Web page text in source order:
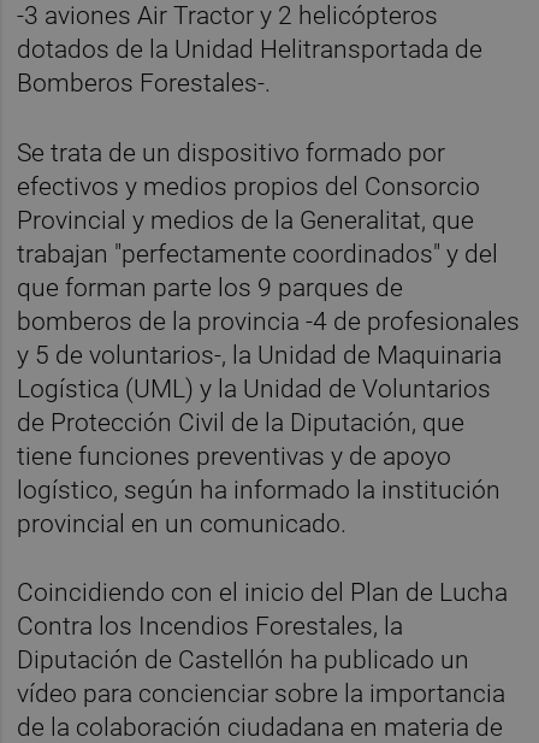
-3 aviones Air Tractor y 2 helicópteros
dotados de la Unidad Helitransportada de
Bomberos Forestales-.
Se trata de un dispositivo formado por
efectivos y medios propios del Consorcio
Provincial y medios de la Generalitat, que
trabajan "perfectamente coordinados" y del
que forman parte los 9 parques de
bomberos de la provincia -4 de profesionales
y 5 de voluntarios-, la Unidad de Maquinaria
Logística (UML) y la Unidad de Voluntarios
de Protección Civil de la Diputación, que
tiene funciones preventivas y de apoyo
logístico, según ha informado la institución
provincial en un comunicado.
Coincidiendo con el inicio del Plan de Lucha
Contra los Incendios Forestales, la
Diputación de Castellón ha publicado un
vídeo para concienciar sobre la importancia
de la colaboración ciudadana en materia de